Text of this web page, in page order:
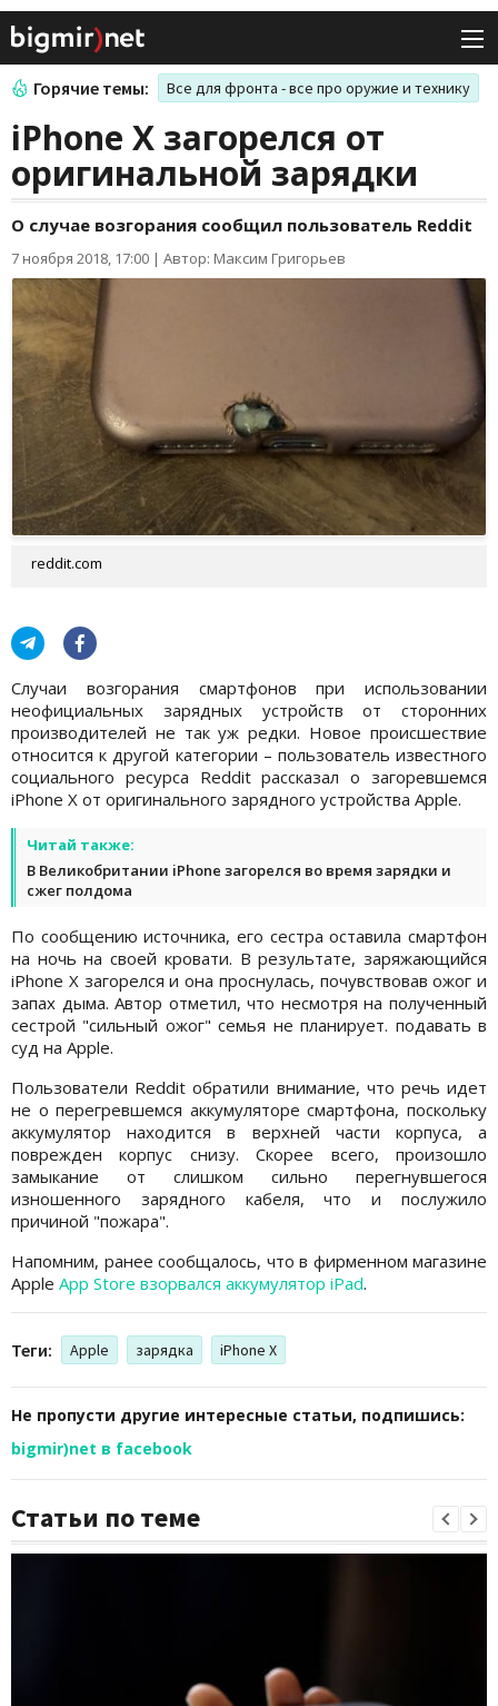
Горячие темы: Все для фронта - все про оружие и технику
iPhone X загорелся от
оригинальной зарядки
О случае возгорания сообщил пользователь Reddit
7 ноября 2018, 17:00 | Автор: Максим Григорьев
reddit.com
Случаи возгорания смартфонов при использовании
неофициальных зарядных устройств от сторонних
производителей не так уж редки. Новое происшествие
относится к другой категории – пользователь известного
социального ресурса Reddit рассказал о загоревшемся
iPhone X от оригинального зарядного устройства Apple.
Читай также:
В Великобритании iPhone загорелся во время зарядки и
сжег полдома
По сообщению источника, его сестра оставила смартфон
на ночь на своей кровати. В результате, заряжающийся
iPhone X загорелся и она проснулась, почувствовав ожог и
запах дыма. Автор отметил, что несмотря на полученный
сестрой "сильный ожог" семья не планирует. подавать в
суд на Apple.
Пользователи Reddit обратили внимание, что речь идет
не о перегревшемся аккумуляторе смартфона, поскольку
аккумулятор находится в верхней части корпуса, а
поврежден корпус снизу. Скорее всего, произошло
замыкание от слишком сильно перегнувшегося
изношенного зарядного кабеля, что и послужило
причиной "пожара".
Напомним, ранее сообщалось, что в фирменном магазине
Apple App Store взорвался аккумулятор iPad.
Теги: Apple зарядка iPhone X
Не пропусти другие интересные статьи, подпишись:
bigmir)net в facebook
Статьи по теме